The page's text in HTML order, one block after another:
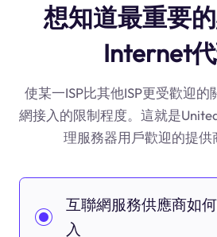
想知道最重要
Internet
使某一ISP比其他ISP更受歡迎
網接入的限制程度。這就是
理服務器用戶歡迎的提供
互聯網服務供應商如
入